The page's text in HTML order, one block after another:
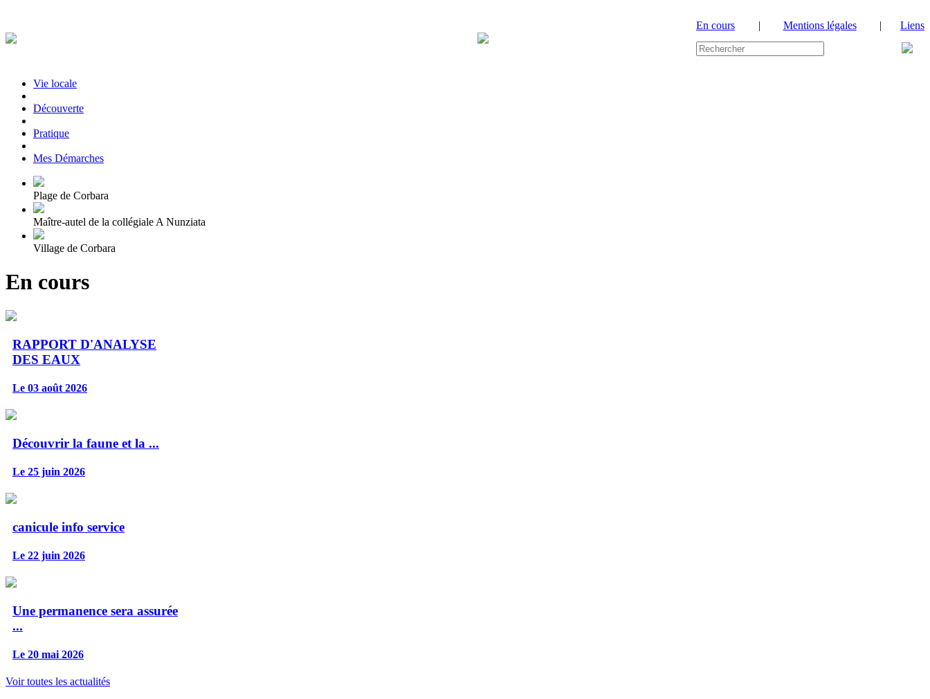
En cours | Mentions légales | Liens
Vie locale
|Découverte
|Pratique
|Mes Démarches
Plage de Corbara
Maître-autel de la collégiale A Nunziata
Village de Corbara
En cours
RAPPORT D'ANALYSE
DES EAUX
Le 03 août 2026
Découvrir la faune et la ...
Le 25 juin 2026
canicule info service
Le 22 juin 2026
Une permanence sera assurée
...
Le 20 mai 2026
Voir toutes les actualités